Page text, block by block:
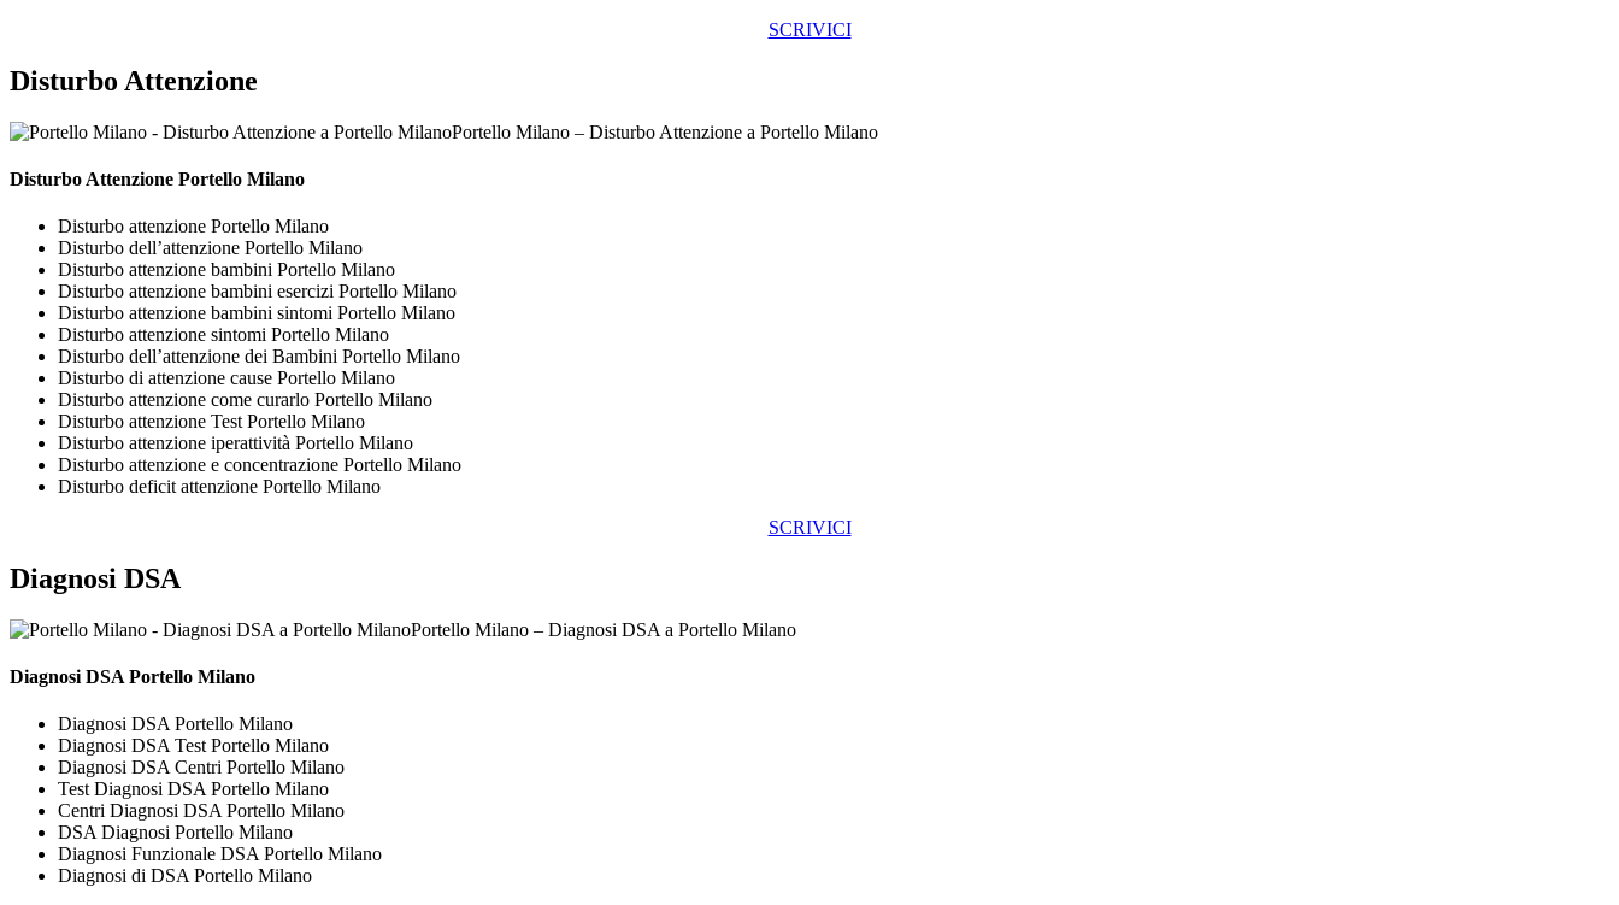
SCRIVICI
Disturbo Attenzione
Portello Milano – Disturbo Attenzione a Portello Milano
Disturbo Attenzione Portello Milano
Disturbo attenzione Portello Milano
Disturbo dell’attenzione Portello Milano
Disturbo attenzione bambini Portello Milano
Disturbo attenzione bambini esercizi Portello Milano
Disturbo attenzione bambini sintomi Portello Milano
Disturbo attenzione sintomi Portello Milano
Disturbo dell’attenzione dei Bambini Portello Milano
Disturbo di attenzione cause Portello Milano
Disturbo attenzione come curarlo Portello Milano
Disturbo attenzione Test Portello Milano
Disturbo attenzione iperattività Portello Milano
Disturbo attenzione e concentrazione Portello Milano
Disturbo deficit attenzione Portello Milano
SCRIVICI
Diagnosi DSA
Portello Milano – Diagnosi DSA a Portello Milano
Diagnosi DSA Portello Milano
Diagnosi DSA Portello Milano
Diagnosi DSA Test Portello Milano
Diagnosi DSA Centri Portello Milano
Test Diagnosi DSA Portello Milano
Centri Diagnosi DSA Portello Milano
DSA Diagnosi Portello Milano
Diagnosi Funzionale DSA Portello Milano
Diagnosi di DSA Portello Milano